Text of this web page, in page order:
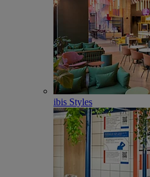
ibis Styles